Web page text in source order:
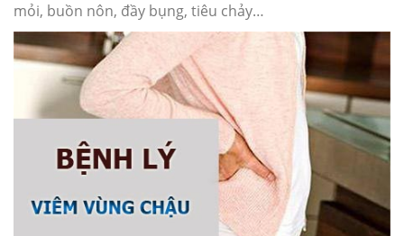
mỏi, buồn nôn, đầy bụng, tiêu chảy…